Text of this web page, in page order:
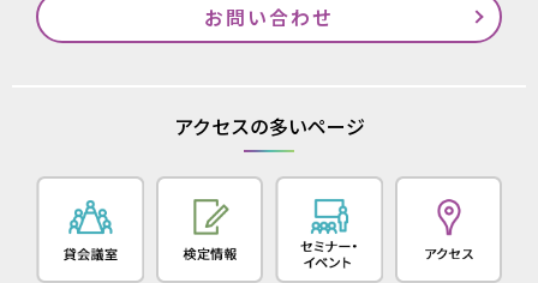
お問い合わせ
アクセスの多いページ